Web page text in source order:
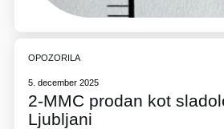
OPOZORILA
5. december 2025
2-MMC prodan kot
Ljubljani